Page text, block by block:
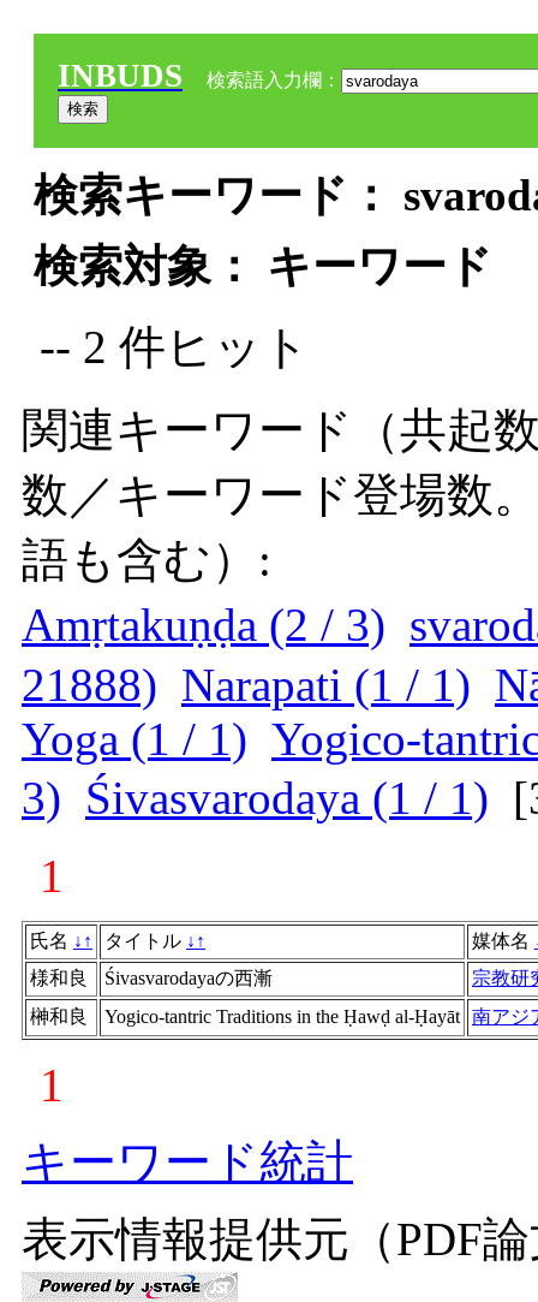
INBUDS 検索語入力欄：
検索キーワード：
検索対象： キーワード
-- 2 件ヒット
関連キーワード（共起
数／キーワード登場数
語も含む）:
Amṛtakuṇḍa (2 / 3)
21888) Narapati (1 / 1)
Yoga (1 / 1) Yogico-
3) Śivasvarodaya (1 / 1) [
1
氏名 ↓ ↑ タイトル ↓ ↑ 媒体名
様和良
Śivasvarodayaの西漸
宗教研
榊和良
Yogico-tantric Traditions in the Ḥawḍ al-Ḥayāt 南アジ
1
キーワード統計
表示情報提供元（PDF